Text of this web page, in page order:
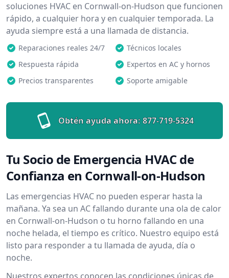
soluciones HVAC en Cornwall-on-Hudson que funcionen
rápido, a cualquier hora y en cualquier temporada. La
ayuda siempre está a una llamada de distancia.
Reparaciones reales 24/7
Técnicos locales
Respuesta rápida
Expertos en AC y hornos
Precios transparentes
Soporte amigable
Obtén ayuda ahora: 877-719-5324
Tu Socio de Emergencia HVAC de
Confianza en Cornwall-on-Hudson
Las emergencias HVAC no pueden esperar hasta la
mañana. Ya sea un AC fallando durante una ola de calor
en Cornwall-on-Hudson o tu horno fallando en una
noche helada, el tiempo es crítico. Nuestro equipo está
listo para responder a tu llamada de ayuda, día o
noche.